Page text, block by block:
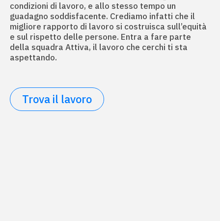
condizioni di lavoro, e allo stesso tempo un
guadagno soddisfacente. Crediamo infatti che il
migliore rapporto di lavoro si costruisca sull’equità
e sul rispetto delle persone. Entra a fare parte
della squadra Attiva, il lavoro che cerchi ti sta
aspettando.
Trova il lavoro